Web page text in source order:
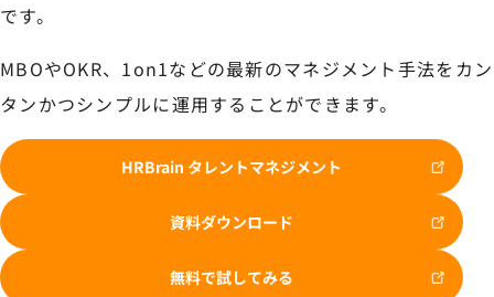
です。
MBOやOKR、1on1などの最新のマネジメント手法をカン
タンかつシンプルに運用することができます。
HRBrain タレントマネジメント
資料ダウンロード
無料で試してみる